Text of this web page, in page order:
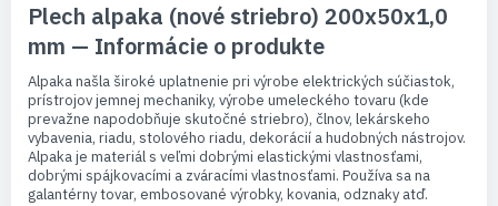
Plech alpaka (nové striebro) 200x50x1,0
mm — Informácie o produkte
Alpaka našla široké uplatnenie pri výrobe elektrických súčiastok,
prístrojov jemnej mechaniky, výrobe umeleckého tovaru (kde
prevažne napodobňuje skutočné striebro), člnov, lekárskeho
vybavenia, riadu, stolového riadu, dekorácií a hudobných nástrojov.
Alpaka je materiál s veľmi dobrými elastickými vlastnosťami,
dobrými spájkovacími a zváracími vlastnosťami. Používa sa na
galantérny tovar, embosované výrobky, kovania, odznaky atď.